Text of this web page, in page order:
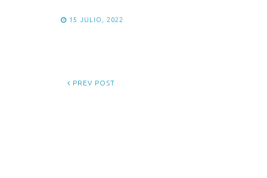
15 JULIO, 2022
PREV POST